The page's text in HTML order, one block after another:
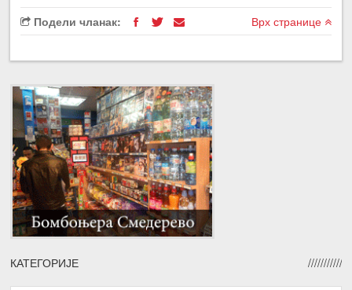
Подели чланак: Врх странице
КАТЕГОРИЈЕ